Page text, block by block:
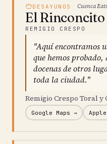
DESAYUNOS Cuenca Eats
El
REMIGIO CRESPO
"Aquí encontramos
que hemos probado,
docenas de otros
toda la ciudad."
Remigio Crespo Toral y
Google Maps →